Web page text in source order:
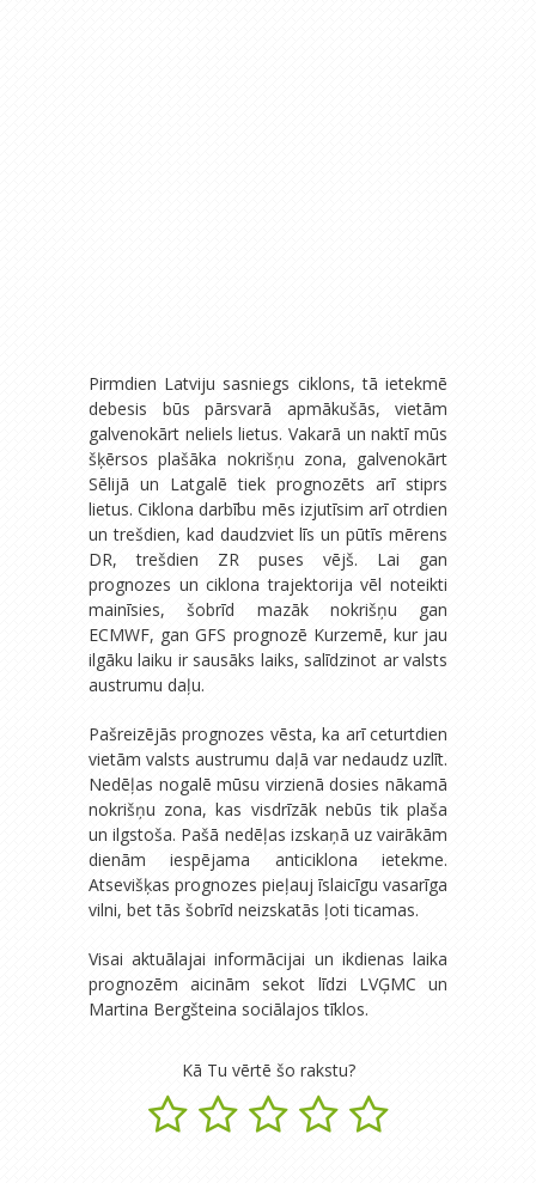
Pirmdien Latviju sasniegs ciklons, tā ietekmē
debesis būs pārsvarā apmākušās, vietām
galvenokārt neliels lietus. Vakarā un naktī mūs
šķērsos plašāka nokrišņu zona, galvenokārt
Sēlijā un Latgalē tiek prognozēts arī stiprs
lietus. Ciklona darbību mēs izjutīsim arī otrdien
un trešdien, kad daudzviet līs un pūtīs mērens
DR, trešdien ZR puses vējš. Lai gan
prognozes un ciklona trajektorija vēl noteikti
mainīsies, šobrīd mazāk nokrišņu gan
ECMWF, gan GFS prognozē Kurzemē, kur jau
ilgāku laiku ir sausāks laiks, salīdzinot ar valsts
austrumu daļu.
Pašreizējās prognozes vēsta, ka arī ceturtdien
vietām valsts austrumu daļā var nedaudz uzlīt.
Nedēļas nogalē mūsu virzienā dosies nākamā
nokrišņu zona, kas visdrīzāk nebūs tik plaša
un ilgstoša. Pašā nedēļas izskaņā uz vairākām
dienām iespējama anticiklona ietekme.
Atsevišķas prognozes pieļauj īslaicīgu vasarīga
vilni, bet tās šobrīd neizskatās ļoti ticamas.
Visai aktuālajai informācijai un ikdienas laika
prognozēm aicinām sekot līdzi LVĢMC un
Martina Bergšteina sociālajos tīklos.
Kā Tu vērtē šo rakstu?